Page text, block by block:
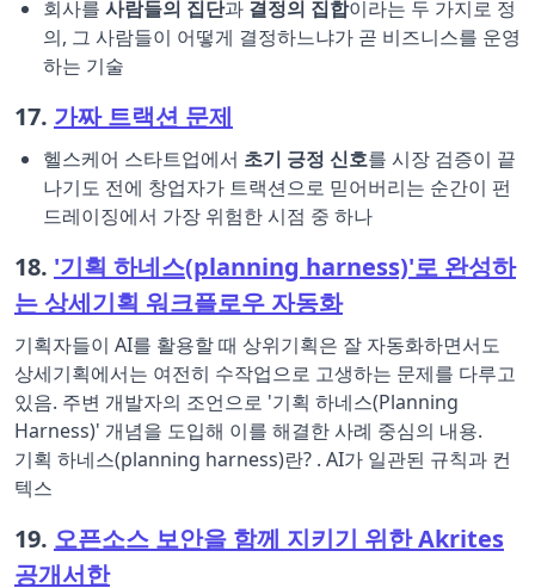
회사를 사람들의 집단과 결정의 집합이라는 두 가지로 정
의, 그 사람들이 어떻게 결정하느냐가 곧 비즈니스를 운영
하는 기술
17. 가짜 트랙션 문제
헬스케어 스타트업에서 초기 긍정 신호를 시장 검증이 끝
나기도 전에 창업자가 트랙션으로 믿어버리는 순간이 펀
드레이징에서 가장 위험한 시점 중 하나
18. '기획 하네스(planning harness)'로 완성하
는 상세기획 워크플로우 자동화
기획자들이 AI를 활용할 때 상위기획은 잘 자동화하면서도
상세기획에서는 여전히 수작업으로 고생하는 문제를 다루고
있음. 주변 개발자의 조언으로 '기획 하네스(Planning
Harness)' 개념을 도입해 이를 해결한 사례 중심의 내용.
기획 하네스(planning harness)란? . AI가 일관된 규칙과 컨
텍스
19. 오픈소스 보안을 함께 지키기 위한 Akrites
공개서한